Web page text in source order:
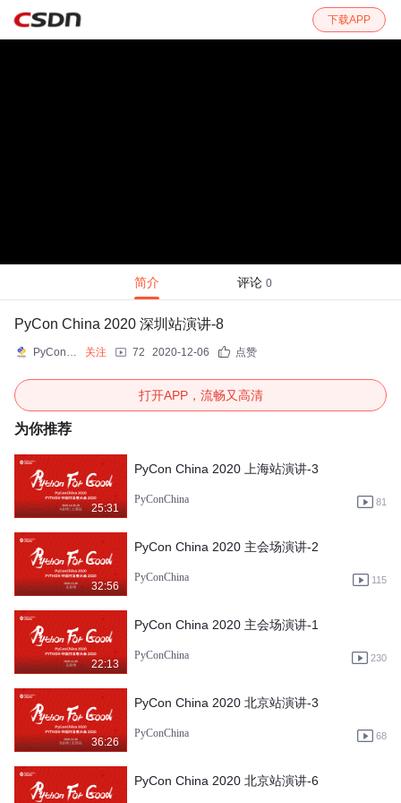
下载APP
简介 评论 0
PyCon China 2020 深圳站演讲-8
PyConChina 关注 72 2020-12-06 点赞
打开APP，流畅又高清
为你推荐
25:31
PyCon China 2020 上海站演讲-3
PyConChina 81
32:56
PyCon China 2020 主会场演讲-2
PyConChina 115
22:13
PyCon China 2020 主会场演讲-1
PyConChina 230
36:26
PyCon China 2020 北京站演讲-3
PyConChina 68
PyCon China 2020 北京站演讲-6